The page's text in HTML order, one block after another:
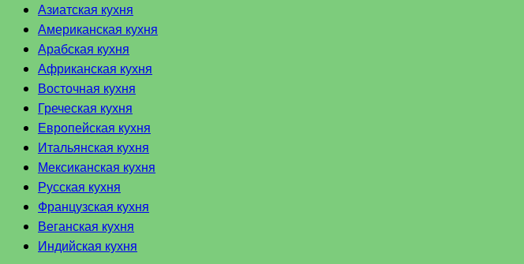
Азиатская кухня
Американская кухня
Арабская кухня
Африканская кухня
Восточная кухня
Греческая кухня
Европейская кухня
Итальянская кухня
Мексиканская кухня
Русская кухня
Французская кухня
Веганская кухня
Индийская кухня